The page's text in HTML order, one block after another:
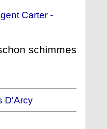
Carter -
schimmes
D'Arcy